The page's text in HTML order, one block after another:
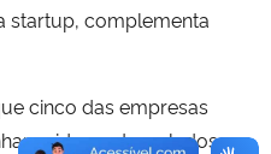
startup, complementa
cinco das empresas
sido contemplados